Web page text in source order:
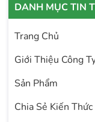
DANH MỤC TIN
Trang Chủ
Giới Thiệu Công
Sản Phẩm
Chia Sẻ Kiến Thức